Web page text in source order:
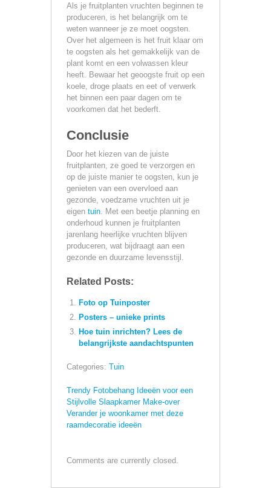
Als je fruitplanten vruchten beginnen te
produceren, is het belangrijk om te
weten wanneer je ze moet oogsten.
Over het algemeen is het fruit klaar om
te oogsten als het gemakkelijk van de
plant komt en een volwassen kleur
heeft. Bewaar het geoogste fruit op een
koele, droge plaats en eet of verwerk
het binnen een paar dagen om te
voorkomen dat het bederft.
Conclusie
Door het kiezen van de juiste
fruitplanten, ze goed te verzorgen en
op de juiste manier te oogsten, kun je
genieten van een overvloed aan
gezonde, voedzame vruchten uit je
eigen tuin . Met een beetje planning en
onderhoud kunnen je fruitplanten
jarenlang heerlijke vruchten blijven
produceren, wat bijdraagt aan een
gezonde en duurzame levensstijl.
Related Posts:
Foto op Tuinposter
Posters – unieke prints
Hoe tuin inrichten? Lees de
belangrijkste aandachtspunten
Categories: Tuin
Trendy Fotobehang Ideeën voor een
Stijlvolle Slaapkamer Make-over
Verander je woonkamer met deze
raamdecoratie ideeën
Comments are currently closed.